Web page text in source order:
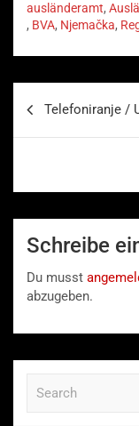
ausländeramt,
, BVA, Njemačka,
Telefoniranje /
Schreibe
Du musst
abzugeben.